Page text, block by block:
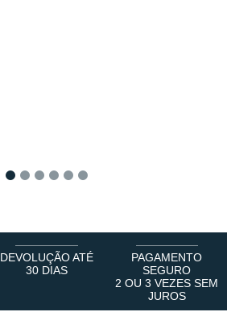
DEVOLUÇÃO ATÉ
30 DIAS
PAGAMENTO
SEGURO
2 OU 3 VEZES SEM
JUROS